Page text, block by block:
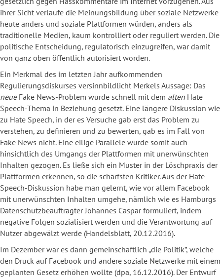
ihrer Sicht verlaufe die Meinungsbildung über soziale Netzwerke
heute anders und soziale Plattformen würden, anders als
traditionelle Medien, kaum kontrolliert oder reguliert werden. Die
politische Entscheidung, regulatorisch einzugreifen, war damit
von ganz oben öffentlich autorisiert worden.
Ein Merkmal des im letzten Jahr aufkommenden
Regulierungsdiskurses versinnbildlicht Merkels Aussage: Das
neueFake News-Problem wurde schnell mit dem alten Hate
Speech-Thema in Beziehung gesetzt. Eine längere Diskussion wie
zu Hate Speech, in der es Versuche gab erst das Problem zu
verstehen, zu definieren und zu bewerten, gab es im Fall von
Fake News nicht. Eine eilige Parallele wurde somit auch
hinsichtlich des Umgangs der Plattformen mit unerwünschten
Inhalten gezogen. Es ließe sich ein Muster in der Löschpraxis der
Plattformen erkennen, so die schärfsten Kritiker. Aus der Hate
Speech-Diskussion habe man gelernt, wie vor allem Facebook
mit unerwünschten Inhalten umgehe, nämlich wie es Hamburgs
Datenschutzbeauftragter Johannes Caspar formuliert, indem
negative Folgen sozialisiert werden und die Verantwortung auf
Nutzer abgewälzt werde (Handelsblatt, 20.12.2016).
Im Dezember war es dann gemeinschaftlich „die Politik”, welche
den Druck auf Facebook und andere soziale Netzwerke mit einem
geplanten Gesetz erhöhen wollte (dpa, 16.12.2016). Der Entwurf